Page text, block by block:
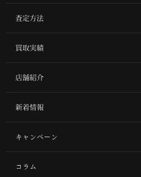
査定方法
買取実績
店舗紹介
新着情報
キャンペーン
コラム